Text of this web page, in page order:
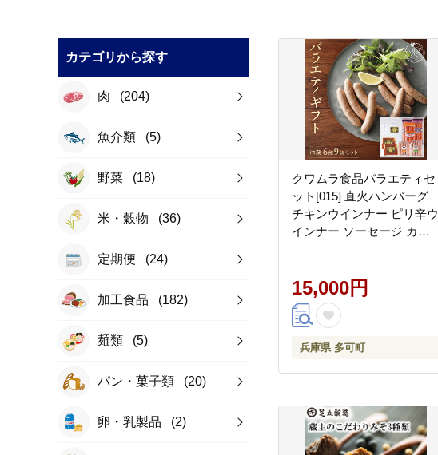
カテゴリから探す
肉 (204)
魚介類 (5)
野菜 (18)
米・穀物 (36)
定期便 (24)
加工食品 (182)
麺類 (5)
パン・菓子類 (20)
卵・乳製品 (2)
クワムラ食品バラエティセ
ット[015] 直火ハンバーグ
チキンウインナー ピリ辛ウ
インナー ソーセージ カレ
15,000円
兵庫県 多可町